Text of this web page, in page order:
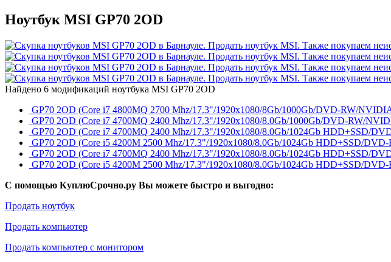
Ноутбук MSI GP70 2OD
Найдено 6 модификаций ноутбука MSI GP70 2OD
GP70 2OD (Core i7 4800MQ 2700 Mhz/17.3"/1920x1080/8Gb/1000Gb/DVD-RW/
GP70 2OD (Core i7 4700MQ 2400 Mhz/17.3"/1920x1080/8.0Gb/1000Gb/DVD-RW/
GP70 2OD (Core i7 4700MQ 2400 Mhz/17.3"/1920x1080/8.0Gb/1024Gb HDD+SSD/
GP70 2OD (Core i5 4200M 2500 Mhz/17.3"/1920x1080/8.0Gb/1024Gb HDD+SSD/
GP70 2OD (Core i7 4700MQ 2400 Mhz/17.3"/1920x1080/8.0Gb/1024Gb HDD+SSD/
GP70 2OD (Core i5 4200M 2500 Mhz/17.3"/1920x1080/8.0Gb/1024Gb HDD+SSD/
С помощью КуплюСрочно.ру Вы можете быстро и выгодно:
Продать ноутбук
Продать компьютер
Продать компьютер с монитором